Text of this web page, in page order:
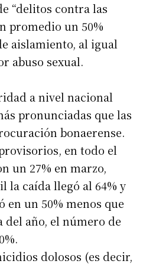
“delitos contra las
promedio un 50%
aislamiento, al igual
abuso sexual.
a nivel nacional
pronunciadas que las
bonaerense.
en todo el
un 27% en marzo,
la caída llegó al 64% y
en un 50% menos que
del año, el número de
dolosos (es decir,